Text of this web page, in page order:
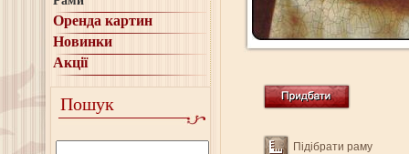
Оренда картин
Новинки
Акції
Пошук
Підібрати раму